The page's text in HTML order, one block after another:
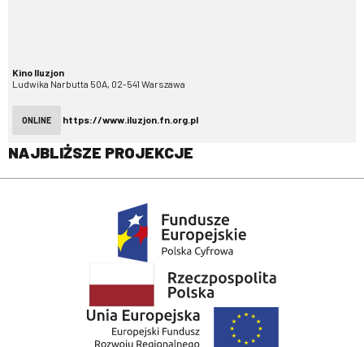
Kino Iluzjon
Ludwika Narbutta 50A, 02-541 Warszawa
ONLINE https://www.iluzjon.fn.org.pl
NAJBLIŻSZE PROJEKCJE